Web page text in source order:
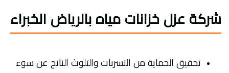
شركة عزل خزانات مياه بالرياض الخبراء
تحقيق الحماية من التسربات والتلوث الناتج عن سوء